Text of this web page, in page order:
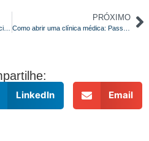
PRÓXIMO
LinkedIn Email